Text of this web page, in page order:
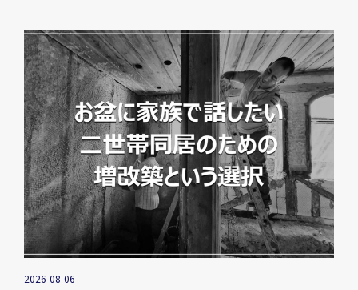
2026-08-06